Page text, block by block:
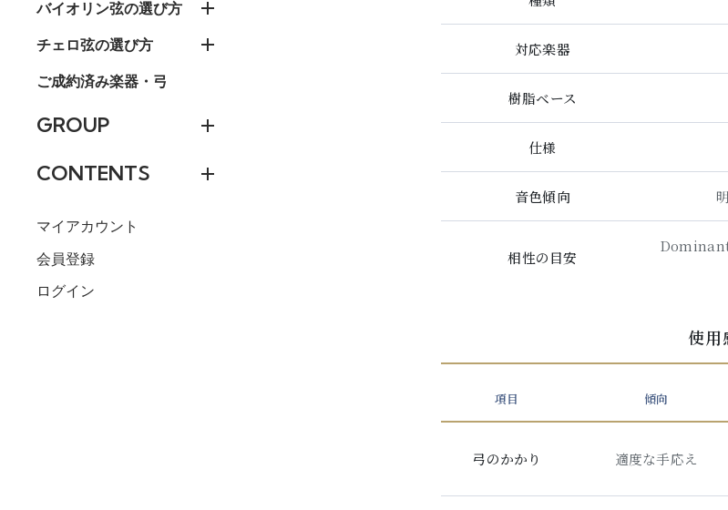
バイオリン弦の選び方
チェロ弦の選び方
ご成約済み楽器・弓
GROUP
CONTENTS
マイアカウント
会員登録
ログイン
対応楽器
樹脂ベース
仕様
音色傾向
相性の目安
Dominant
使用
項目 傾向
弓のかかり 適度な手応え